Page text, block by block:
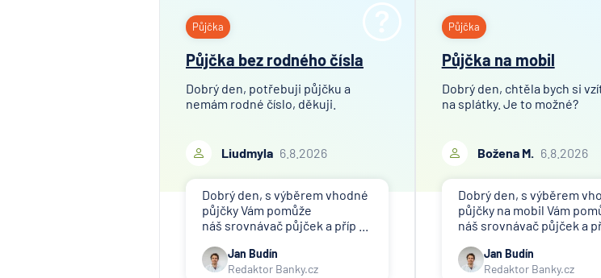
Půjčka
Půjčka bez rodného čísla
Dobrý den, potřebuji půjčku a
nemám rodné číslo, děkuji.
Liudmyla 6.8.2026
Dobrý den, s výběrem vhodné
půjčky Vám pomůže
náš srovnávač půjček a příp ...
Jan Budín
Redaktor Banky.cz
Půjčka
Půjčka na mobil
Dobrý den, chtěla bych si
na splátky. Je to možné?
Božena M. 6.8.2026
Dobrý den, s výběrem
půjčky na mobil Vám
náš srovnávač půjček a
Jan Budín
Redaktor Banky.cz